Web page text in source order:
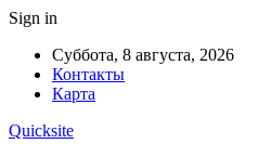
Sign in
Суббота, 8 августа, 2026
Контакты
Карта
Quicksite